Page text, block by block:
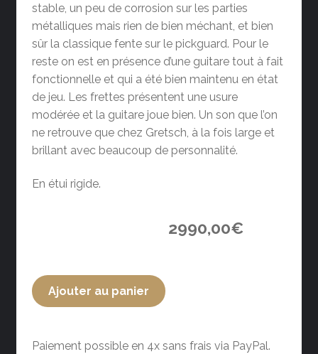
stable, un peu de corrosion sur les parties
métalliques mais rien de bien méchant, et bien
sûr la classique fente sur le pickguard. Pour le
reste on est en présence d’une guitare tout à fait
fonctionnelle et qui a été bien maintenu en état
de jeu. Les frettes présentent une usure
modérée et la guitare joue bien. Un son que l’on
ne retrouve que chez Gretsch, à la fois large et
brillant avec beaucoup de personnalité.
En étui rigide.
2990,00€
Ajouter au panier
Paiement possible en 4x sans frais via PayPal.